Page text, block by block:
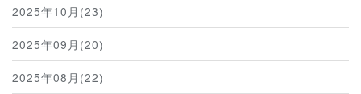
2025年10月(23)
2025年09月(20)
2025年08月(22)